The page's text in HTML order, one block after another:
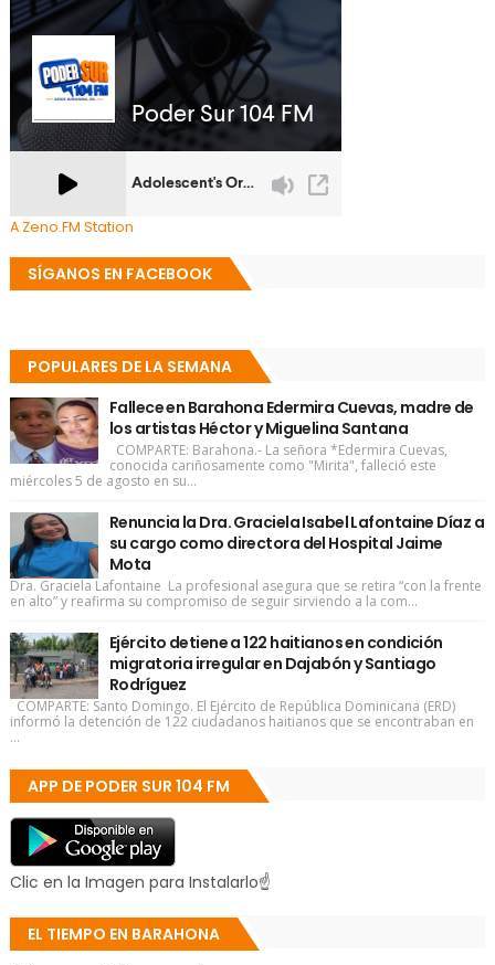
A Zeno.FM Station
SÍGANOS EN FACEBOOK
POPULARES DE LA SEMANA
Fallece en Barahona Edermira Cuevas, madre de
los artistas Héctor y Miguelina Santana
COMPARTE: Barahona.- La señora *Edermira Cuevas,
conocida cariñosamente como "Mirita", falleció este
miércoles 5 de agosto en su...
Renuncia la Dra. Graciela Isabel Lafontaine Díaz a
su cargo como directora del Hospital Jaime
Mota
Dra. Graciela Lafontaine La profesional asegura que se retira “con la frente
en alto” y reafirma su compromiso de seguir sirviendo a la com...
Ejército detiene a 122 haitianos en condición
migratoria irregular en Dajabón y Santiago
Rodríguez
COMPARTE: Santo Domingo. El Ejército de República Dominicana (ERD)
informó la detención de 122 ciudadanos haitianos que se encontraban en
...
APP DE PODER SUR 104 FM
Clic en la Imagen para Instalarlo☝
EL TIEMPO EN BARAHONA